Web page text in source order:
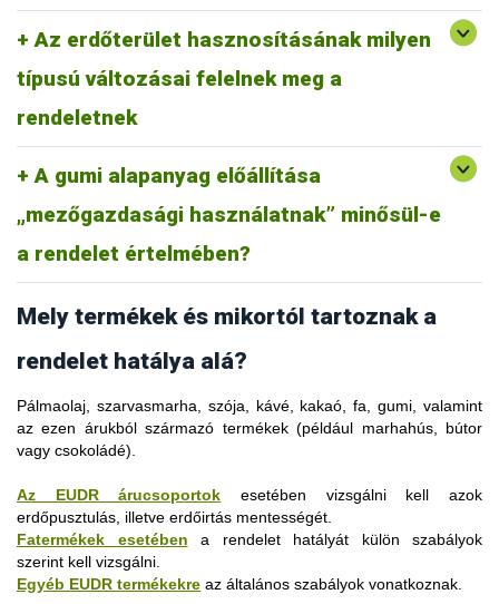
Az erdőterület hasznosításának milyen
típusú változásai felelnek meg a
rendeletnek
fogalommeghatározása nem vonatkozik az egyéb célú,
például városfejlesztés vagy infrastruktúra céljára történő
amelyet jogszerűen vágtak ki útépítés céljából, megfelel a
rendeletnek.
A gumi alapanyag előállítása
„mezőgazdasági használatnak” minősül-e
a rendelet értelmében?
szerinti „mezőgazdasági ültetvény” fogalommeghatározás alá
tartozik, amely „olyan földterület, amelyen mezőgazdasági
termelési rendszerek faállománya - így például
gyümölcsültetvények, olajpálma-ültetvények, olajfaültetvények,
agrár-erdészeti rendszerek - található”.
Ez a fogalommeghatározás magában foglalja a fától eltérő,
releváns áruk ültetvényeit. A mezőgazdasági ültetvények nem
gumifa-ültetvénnyel való helyettesítése a rendelet értelmében
erdőirtásnak minősül.
Mely termékek és mikortól tartoznak a
rendelet hatálya alá?
Pálmaolaj, szarvasmarha, szója, kávé, kakaó, fa, gumi, valamint
az ezen árukból származó termékek (például marhahús, bútor
vagy csokoládé).
Az EUDR árucsoportok esetében vizsgálni kell azok
erdőpusztulás, illetve erdőirtás mentességét.
Fatermékek esetében a rendelet hatályát külön szabályok
szerint kell vizsgálni.
Egyéb EUDR termékekre az általános szabályok vonatkoznak.